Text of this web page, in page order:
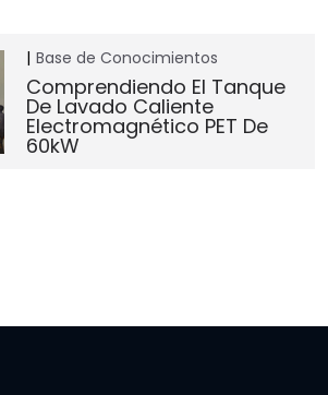
Base de Conocimientos
Comprendiendo El Tanque
De Lavado Caliente
Electromagnético PET De
60kW